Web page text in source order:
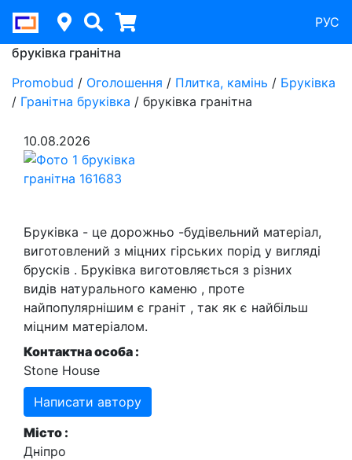
РУС
бруківка гранітна
Promobud / Оголошення / Плитка, камінь / Бруківка
/ Гранітна бруківка / бруківка гранітна
10.08.2026
Бруківка - це дорожньо -будівельний матеріал,
виготовлений з міцних гірських порід у вигляді
брусків . Бруківка виготовляється з різних
видів натурального каменю , проте
найпопулярнішим є граніт , так як є найбільш
міцним матеріалом.
Контактна особа :
Stone House
Написати автору
Місто :
Дніпро